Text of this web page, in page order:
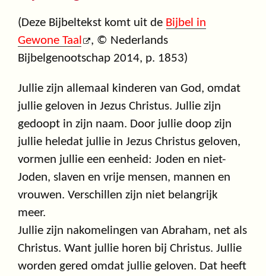
(Deze Bijbeltekst komt uit de Bijbel in
Gewone Taal
, © Nederlands
Bijbelgenootschap 2014, p. 1853)
Jullie zijn allemaal kinderen van God, omdat
jullie geloven in Jezus Christus. Jullie zijn
gedoopt in zijn naam. Door jullie doop zijn
jullie heledat jullie in Jezus Christus geloven,
vormen jullie een eenheid: Joden en niet-
Joden, slaven en vrije mensen, mannen en
vrouwen. Verschillen zijn niet belangrijk
meer.
Jullie zijn nakomelingen van Abraham, net als
Christus. Want jullie horen bij Christus. Jullie
worden gered omdat jullie geloven. Dat heeft